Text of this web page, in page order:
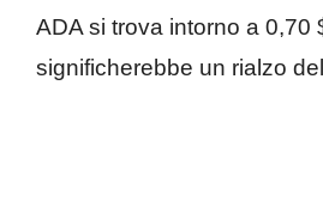
ADA si trova intorno a 0,70
significherebbe un rialzo